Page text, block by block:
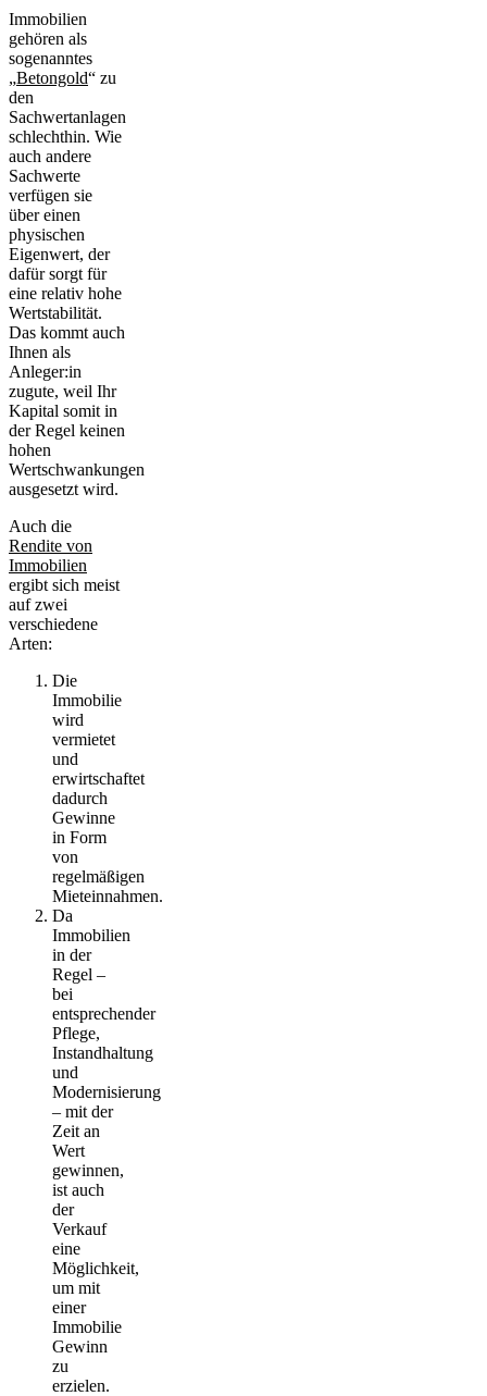
Immobilien
gehören als
sogenanntes
„Betongold“ zu
den
Sachwertanlagen
schlechthin. Wie
auch andere
Sachwerte
verfügen sie
über einen
physischen
Eigenwert, der
dafür sorgt für
eine relativ hohe
Wertstabilität.
Das kommt auch
Ihnen als
Anleger:in
zugute, weil Ihr
Kapital somit in
der Regel keinen
hohen
Wertschwankungen
ausgesetzt wird.
Auch die
Rendite von
Immobilien
ergibt sich meist
auf zwei
verschiedene
Arten:
Die
Immobilie
wird
vermietet
und
erwirtschaftet
dadurch
Gewinne
in Form
von
regelmäßigen
Mieteinnahmen.
Da
Immobilien
in der
Regel –
bei
entsprechender
Pflege,
Instandhaltung
und
Modernisierung
– mit der
Zeit an
Wert
gewinnen,
ist auch
der
Verkauf
eine
Möglichkeit,
um mit
einer
Immobilie
Gewinn
zu
erzielen.